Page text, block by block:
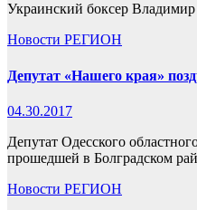
Украинский боксер Владимир
Новости РЕГИОН
Депутат «Нашего края»
04.30.2017
Депутат Одесского
прошедшей в Болградском
Новости РЕГИОН